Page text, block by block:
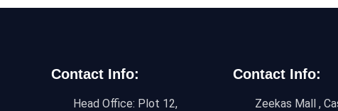
Contact Info:
Head Office: Plot 12,
Contact Info:
Zeekas Mall ,